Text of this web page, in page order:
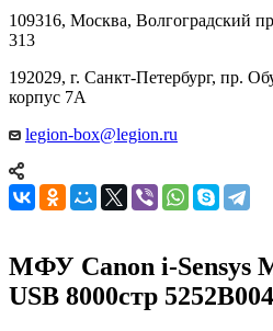
109316, Москва, Волгоградский
313
192029, г. Санкт-Петербург, пр.
корпус 7А
legion-box@legion.ru
МФУ Canon i-Sensys
USB 8000стр 5252B004